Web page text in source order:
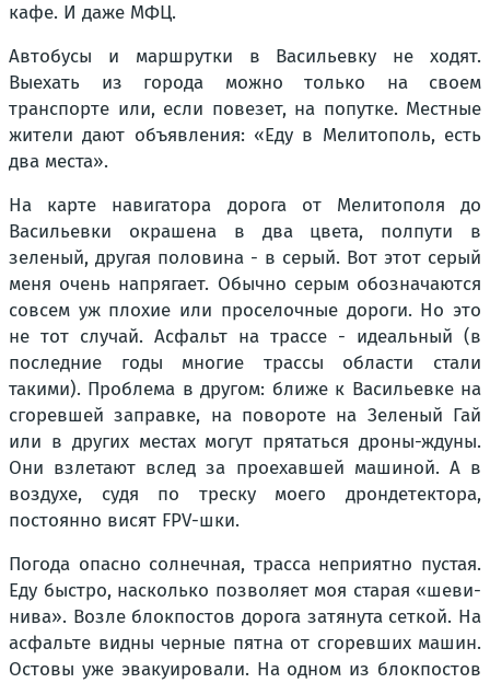
кафе. И даже МФЦ.
Автобусы и маршрутки в Васильевку не ходят.
Выехать из города можно только на своем
транспорте или, если повезет, на попутке. Местные
жители дают объявления: «Еду в Мелитополь, есть
два места».
На карте навигатора дорога от Мелитополя до
Васильевки окрашена в два цвета, полпути в
зеленый, другая половина - в серый. Вот этот серый
меня очень напрягает. Обычно серым обозначаются
совсем уж плохие или проселочные дороги. Но это
не тот случай. Асфальт на трассе - идеальный (в
последние годы многие трассы области стали
такими). Проблема в другом: ближе к Васильевке на
сгоревшей заправке, на повороте на Зеленый Гай
или в других местах могут прятаться дроны-ждуны.
Они взлетают вслед за проехавшей машиной. А в
воздухе, судя по треску моего дрондетектора,
постоянно висят FPV-шки.
Погода опасно солнечная, трасса неприятно пустая.
Еду быстро, насколько позволяет моя старая «шеви-
нива». Возле блокпостов дорога затянута сеткой. На
асфальте видны черные пятна от сгоревших машин.
Остовы уже эвакуировали. На одном из блокпостов